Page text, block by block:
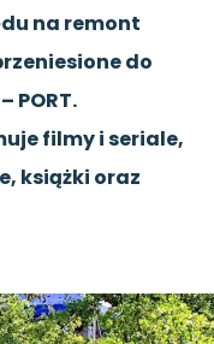
na remont
do
PORT.
filmy i seriale,
książki oraz